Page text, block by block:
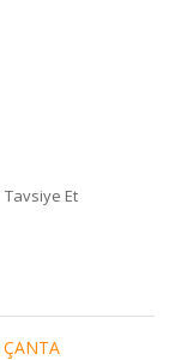
Tavsiye Et